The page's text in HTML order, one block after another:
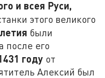
и всея Руси,
этого великого
были
после его
году от
Алексий был